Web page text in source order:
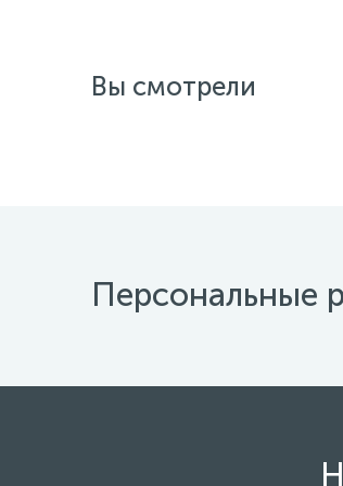
Вы смотрели
Персональные